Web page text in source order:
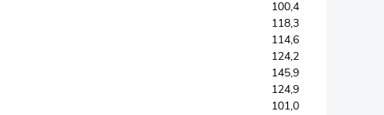
100,4
118,3
114,6
124,2
145,9
124,9
101,0